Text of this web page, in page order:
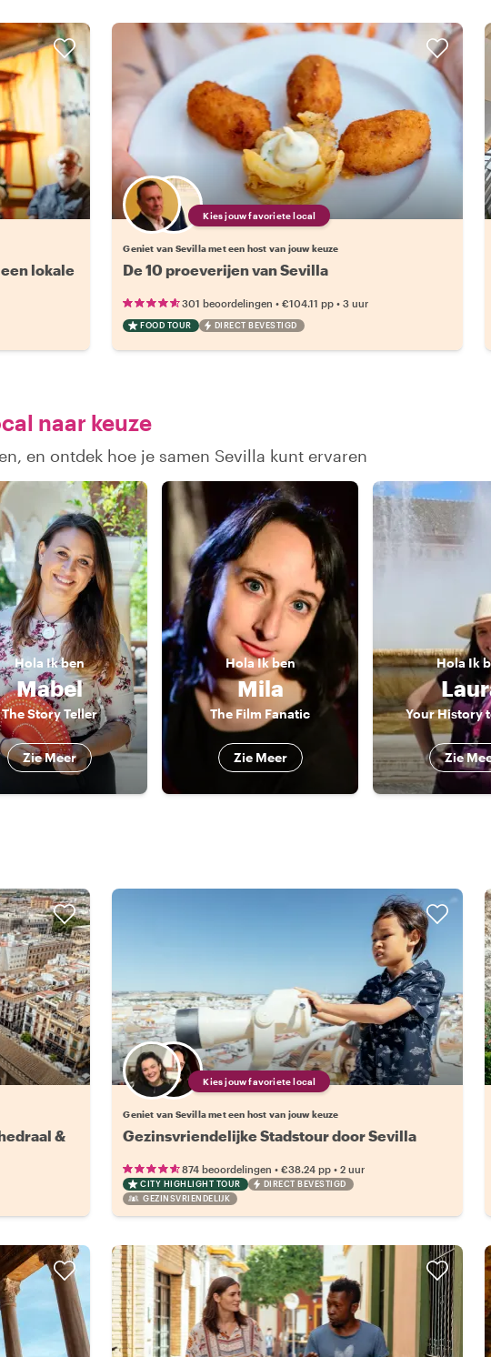
lokale
Kies jouw favoriete local
Geniet van Sevilla met een host van jouw keuze
De 10 proeverijen van Sevilla
301 beoordelingen •€104.11 pp •3 uur
FOOD TOUR DIRECT BEVESTIGD
naar keuze
en ontdek hoe je samen Sevilla kunt ervaren
Hola Ik ben
Mabel
The Story Teller
Zie Meer
HolaIk ben
Mila
The Film Fanatic
Zie Meer
Hola Ik
Your History
Zie
&
Kies jouw favoriete local
Geniet van Sevilla met een host van jouw keuze
Gezinsvriendelijke Stadstour door Sevilla
874 beoordelingen •€38.24 pp •2 uur
CITY HIGHLIGHT TOUR
DIRECT BEVESTIGD
GEZINSVRIENDELIJK